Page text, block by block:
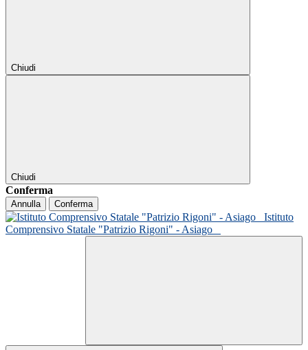
Chiudi
Chiudi
Conferma
Annulla Conferma
Istituto
Comprensivo Statale "Patrizio Rigoni" - Asiago